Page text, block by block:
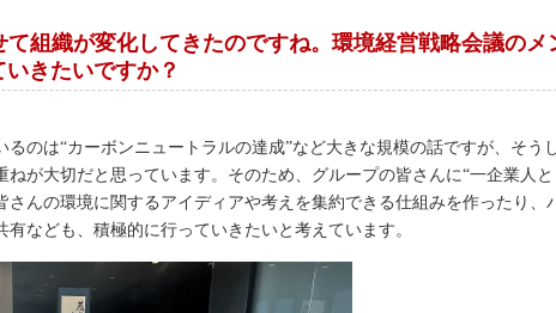
組織が変化してきたのですね。環境経営戦略会議の
きたいですか？
るのは“カーボンニュートラルの達成”など大きな規模の話ですが、そう
ねが大切だと思っています。そのため、グループの皆さんに“一企業人
さんの環境に関するアイディアや考えを集約できる仕組みを作ったり
なども、積極的に行っていきたいと考えています。